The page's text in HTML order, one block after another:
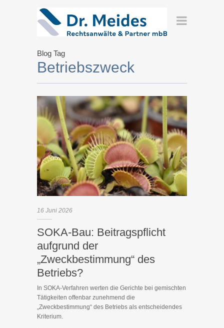
Blog Tag
Betriebszweck
16 Juni 2026
SOKA-Bau: Beitragspflicht
aufgrund der
„Zweckbestimmung“ des
Betriebs?
In SOKA-Verfahren werten die Gerichte bei gemischten
Tätigkeiten offenbar zunehmend die
„Zweckbestimmung“ des Betriebs als entscheidendes
Kriterium.